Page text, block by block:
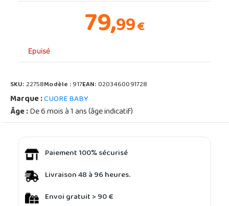
79,99€
Epuisé
SKU:22758Modèle :917EAN:0203460091728
Marque :CUORE BABY
Âge :De 6 mois à 1 ans (âge indicatif)
Paiement 100% sécurisé
Livraison 48 à 96 heures.
Envoi gratuit > 90 €